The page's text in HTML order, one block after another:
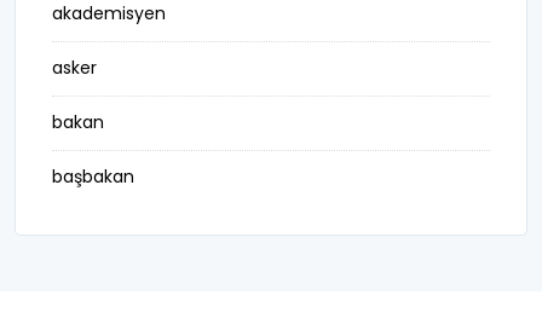
akademisyen
asker
bakan
başbakan
belediye başkanı